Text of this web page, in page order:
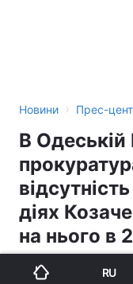
Новини › Прес-
В
діях
на нього в
18:10, 18.08.06 RU